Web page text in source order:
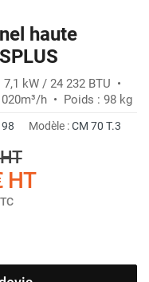
haute
kW / 24 232 BTU •
h • Poids : 98 kg
Modèle :CM 70 T.3
HT